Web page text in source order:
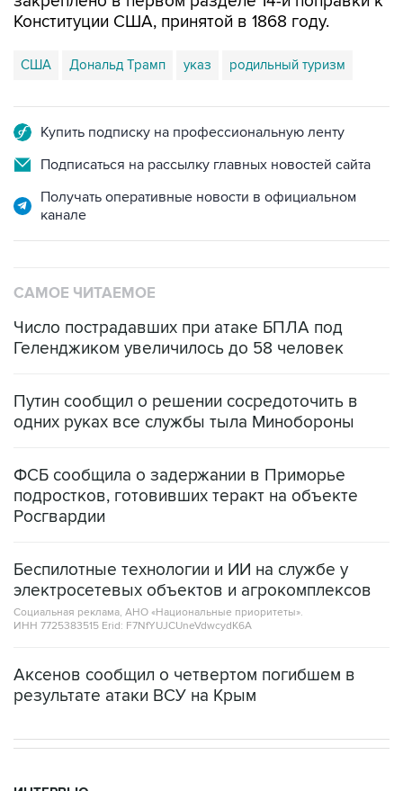
Конституции США, принятой в 1868 году.
США Дональд Трамп указ родильный туризм
Купить подписку на профессиональную ленту
Подписаться на рассылку главных новостей сайта
Получать оперативные новости в официальном
канале
САМОЕ ЧИТАЕМОЕ
Число пострадавших при атаке БПЛА под
Геленджиком увеличилось до 58 человек
Путин сообщил о решении сосредоточить в
одних руках все службы тыла Минобороны
ФСБ сообщила о задержании в Приморье
подростков, готовивших теракт на объекте
Росгвардии
Беспилотные технологии и ИИ на службе у
электросетевых объектов и агрокомплексов
Социальная реклама, АНО «Национальные приоритеты».
ИНН 7725383515 Erid: F7NfYUJCUneVdwcydK6A
Аксенов сообщил о четвертом погибшем в
результате атаки ВСУ на Крым